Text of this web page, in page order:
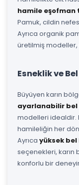
hamile eşofman
Pamuk, cildin
Ayrıca organik
üretilmiş
Esneklik ve
Büyüyen karın
ayarlanabilir bel
modelleri idealdir.
hamileliğin her
Ayrıca yüksek bel
seçenekleri,
konforlu bir